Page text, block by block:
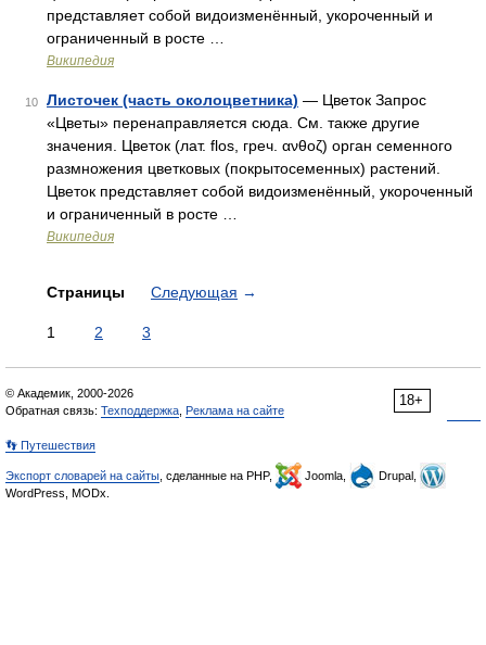
представляет собой видоизменённый, укороченный и
ограниченный в росте …
Википедия
10 Листочек (часть околоцветника) — Цветок Запрос
«Цветы» перенаправляется сюда. Cм. также другие
значения. Цветок (лат. flos, греч. ανθοζ) орган семенного
размножения цветковых (покрытосеменных) растений.
Цветок представляет собой видоизменённый, укороченный
и ограниченный в росте …
Википедия
Страницы Следующая →
1 2 3
18+
© Академик, 2000-2026
Обратная связь: Техподдержка Реклама на сайте
👣 Путешествия
Экспорт словарей на сайты , сделанные на PHP, Joomla,
Drupal,
WordPress, MODx.